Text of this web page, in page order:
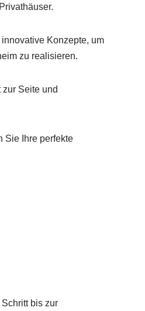
Konzepte, um
zu realisieren.
Seite und
Sie Ihre perfekte
bis zur